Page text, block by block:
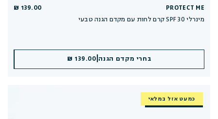
PROTECT ME
קרם לחות עם מקדם הגנה טבעי SPF 30 מינרלי
139.00 ₪
בחרי מקדם הגנה 139.00 ₪ הוספה לסל|
139.00 ₪
חזר למלאי
כמעט אזל במלאי